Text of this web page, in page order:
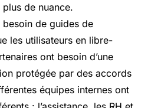
de nuance.
de guides de
les utilisateurs en libre-
ont besoin d’une
protégée par des accords
équipes internes ont